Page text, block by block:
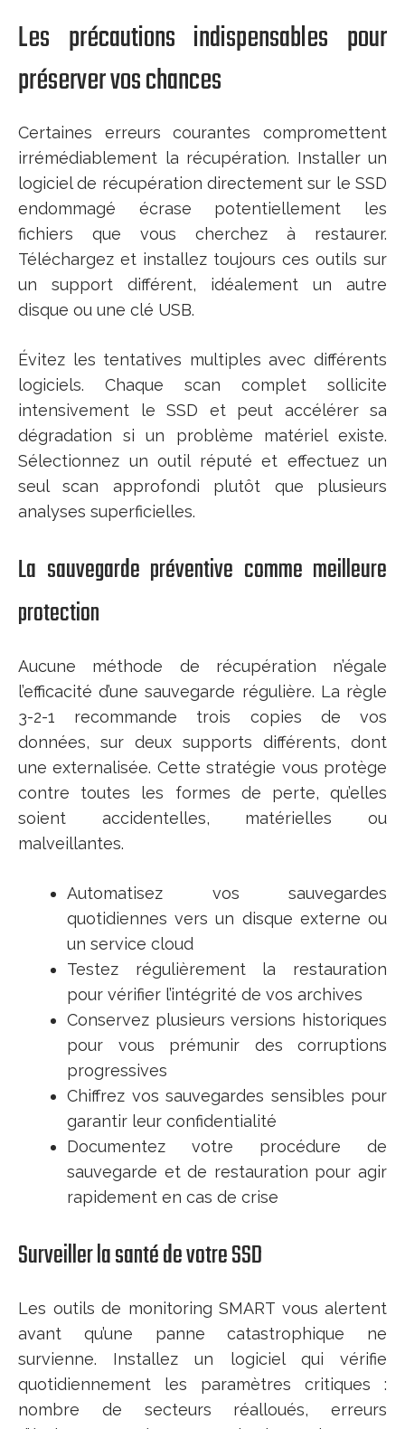
Les précautions indispensables pour
préserver vos chances
Certaines erreurs courantes compromettent
irrémédiablement la récupération. Installer un
logiciel de récupération directement sur le SSD
endommagé écrase potentiellement les
fichiers que vous cherchez à restaurer.
Téléchargez et installez toujours ces outils sur
un support différent, idéalement un autre
disque ou une clé USB.
Évitez les tentatives multiples avec différents
logiciels. Chaque scan complet sollicite
intensivement le SSD et peut accélérer sa
dégradation si un problème matériel existe.
Sélectionnez un outil réputé et effectuez un
seul scan approfondi plutôt que plusieurs
analyses superficielles.
La sauvegarde préventive comme meilleure
protection
Aucune méthode de récupération n’égale
l’efficacité d’une sauvegarde régulière. La règle
3-2-1 recommande trois copies de vos
données, sur deux supports différents, dont
une externalisée. Cette stratégie vous protège
contre toutes les formes de perte, qu’elles
soient accidentelles, matérielles ou
malveillantes.
Automatisez vos sauvegardes
quotidiennes vers un disque externe ou
un service cloud
Testez régulièrement la restauration
pour vérifier l’intégrité de vos archives
Conservez plusieurs versions historiques
pour vous prémunir des corruptions
progressives
Chiffrez vos sauvegardes sensibles pour
garantir leur confidentialité
Documentez votre procédure de
sauvegarde et de restauration pour agir
rapidement en cas de crise
Surveiller la santé de votre SSD
Les outils de monitoring SMART vous alertent
avant qu’une panne catastrophique ne
survienne. Installez un logiciel qui vérifie
quotidiennement les paramètres critiques :
nombre de secteurs réalloués, erreurs